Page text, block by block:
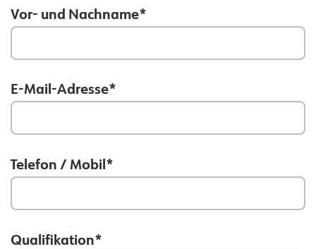
Vor- und Nachname*
E-Mail-Adresse*
Telefon / Mobil*
Qualifikation*